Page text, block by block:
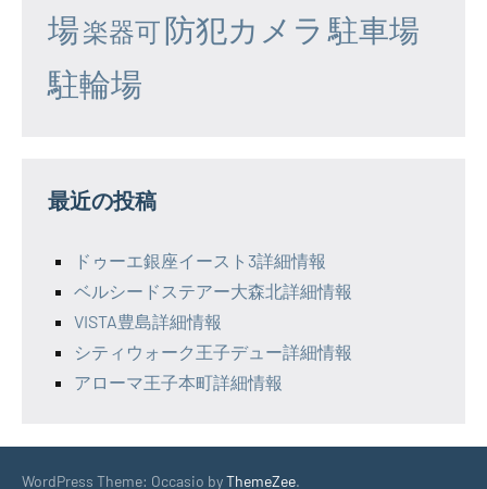
場楽器可防犯カメラ 駐車場
駐輪場
最近の投稿
ドゥーエ銀座イースト3詳細情報
ベルシードステアー大森北詳細情報
VISTA豊島詳細情報
シティウォーク王子デュー詳細情報
アローマ王子本町詳細情報
WordPress Theme: Occasio byThemeZee.